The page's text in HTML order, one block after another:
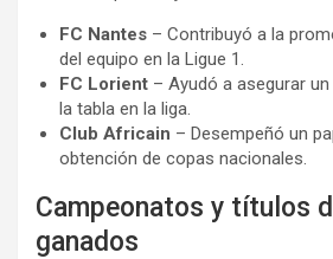
FC Nantes – Contribuyó a la
del equipo en la Ligue 1.
FC Lorient – Ayudó a asegurar
la tabla en la liga.
Club Africain – Desempeñó un
obtención de copas nacionales.
Campeonatos y títulos
ganados